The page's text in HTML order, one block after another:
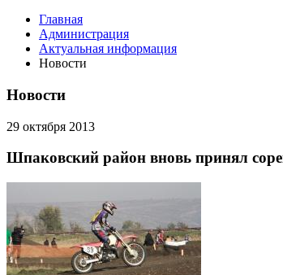
Главная
Администрация
Актуальная информация
Новости
Новости
29 октября 2013
Шпаковский район вновь принял